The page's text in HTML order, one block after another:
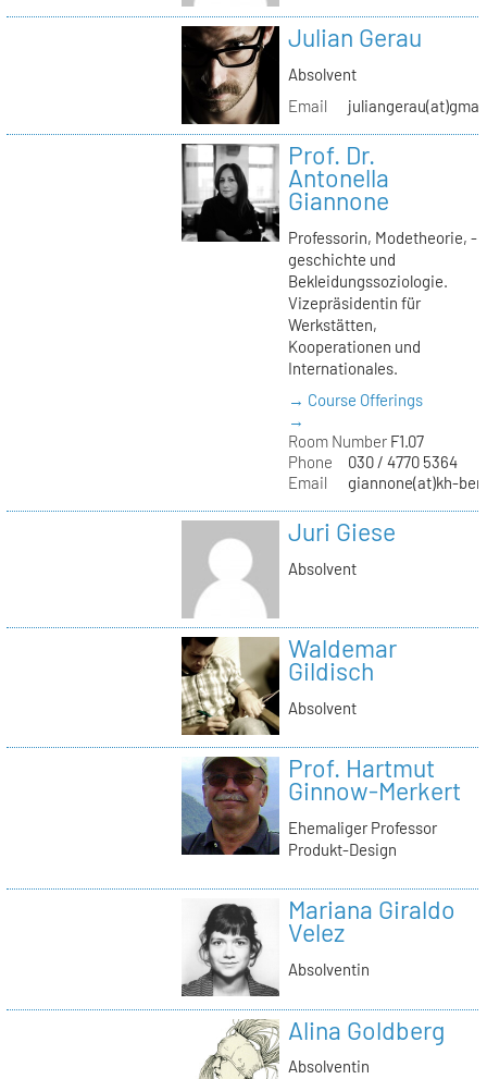
Julian Gerau
Absolvent
Email
Prof. Dr.
Antonella
Giannone
Professorin, Modetheorie, -
geschichte und
Bekleidungssoziologie.
Vizepräsidentin für
Werkstätten,
Kooperationen und
Internationales.
→ Course Offerings
→
Room NumberF1.07
Phone
030 / 4770 5364
Email
giannone(at)kh-
Juri Giese
Absolvent
Waldemar
Gildisch
Absolvent
Prof. Hartmut
Ginnow-Merkert
Ehemaliger Professor
Produkt-Design
Mariana Giraldo
Velez
Absolventin
Alina Goldberg
Absolventin